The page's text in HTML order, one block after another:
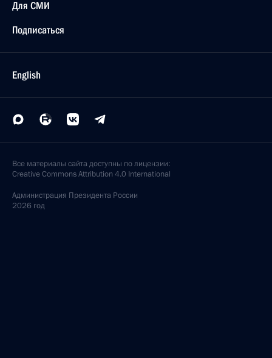
Для СМИ
Подписаться
English
Все материалы сайта доступны по лицензии:
Creative Commons Attribution 4.0 International
Администрация Президента России
2026 год